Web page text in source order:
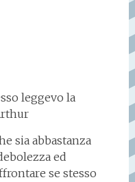
leggevo la
sia abbastanza
ed
se stesso